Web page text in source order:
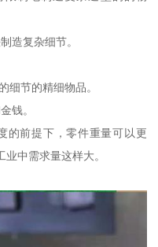
造复杂细节。
细节的精细物品。
钱。
的前提下，零件重量可以更
中需求量这样大。